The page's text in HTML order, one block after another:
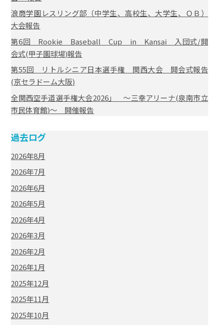
浪商学園レスリング部（中学生、高校生、大学生、ＯＢ）
大会報告
第6回 Rookie Baseball Cup in Kansai 入団式/開
会式(甲子園球場)報告
第55回 リトルシニア日本選手権 関西大会 開会式報告
(京セラドーム大阪)
全関西空手道選手権大会2026」 ～三幸アリーナ(泉南市立
市民体育館)～ 開催報告
過去ログ
2026年8月
2026年7月
2026年6月
2026年5月
2026年4月
2026年3月
2026年2月
2026年1月
2025年12月
2025年11月
2025年10月